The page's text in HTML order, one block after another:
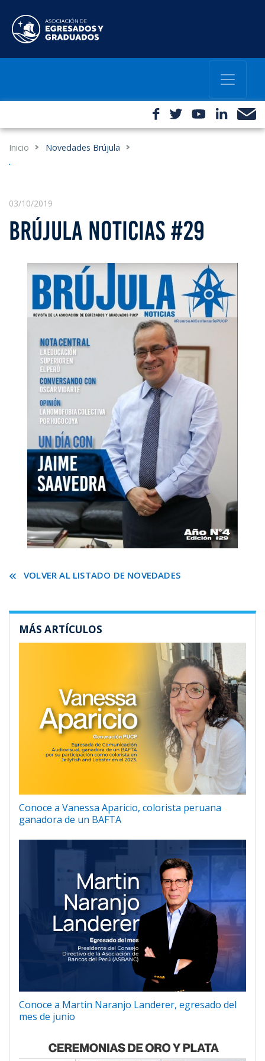
Inicio Novedades Brújula
03/10/2019
BRÚJULA NOTICIAS #29
VOLVER AL LISTADO DE NOVEDADES
MÁS ARTÍCULOS
Conoce a Vanessa Aparicio, colorista peruana
ganadora de un BAFTA
Conoce a Martin Naranjo Landerer, egresado del
mes de junio